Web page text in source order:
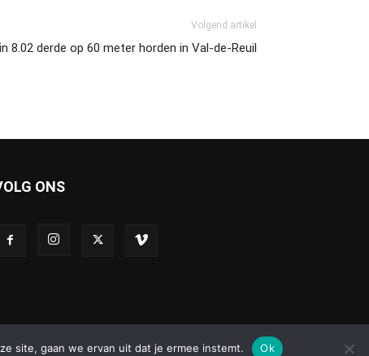
Volgend artikel
8.02 derde op 60 meter horden in Val-de-Reuil
ONS
site, gaan we ervan uit dat je ermee instemt. Ok